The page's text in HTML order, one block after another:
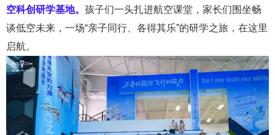
空科创研学基地。 孩子们一头扎进航空课堂，家长们围坐畅
谈低空未来，一场“亲子同行、各得其乐”的研学之旅，在这里
启航。